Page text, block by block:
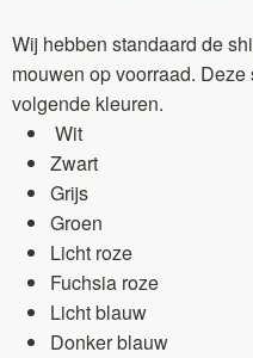
Wij hebben standaard de
mouwen op voorraad.
volgende kleuren.
Wit
Zwart
Grijs
Groen
Licht roze
Fuchsia roze
Licht blauw
Donker blauw